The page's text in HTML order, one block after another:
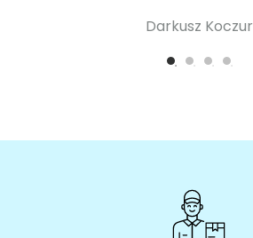
Darkusz Koczur